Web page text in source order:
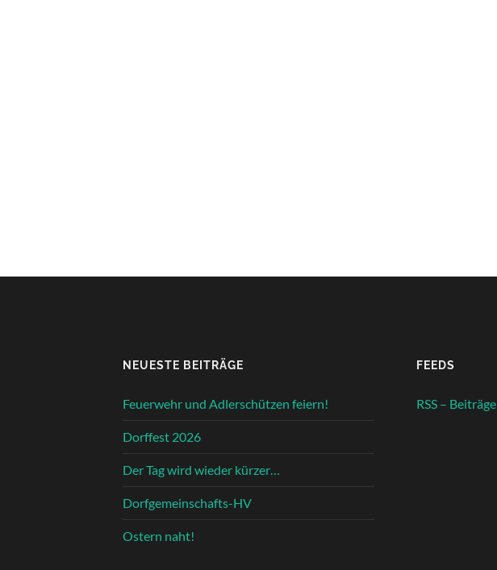
NEUESTE BEITRÄGE
Feuerwehr und Adlerschützen feiern!
Dorffest 2026
Der Tag wird wieder kürzer…
Dorfgemeinschafts-HV
Ostern naht!
FEEDS
RSS – Beiträge